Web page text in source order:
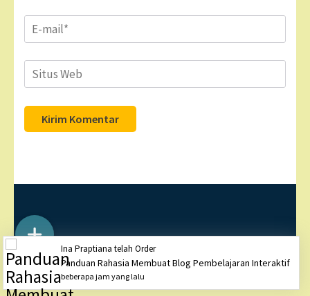
Email*
Situs
Web
Hak Cipta ©2026DOGMIT INDONESIA. Business One
Page| Diciptakan olehRara ThemeDitenagai oleh
WordPress
Ina Praptiana telah Order
Panduan Rahasia Membuat Blog Pembelajaran Interaktif
beberapa jam yang lalu